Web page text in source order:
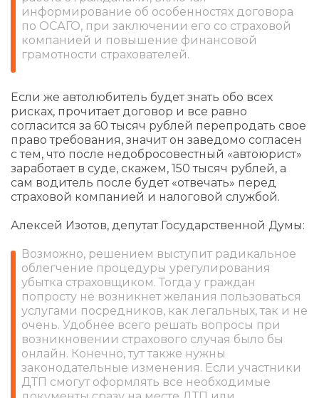
информирование об особенностях договора
по ОСАГО, при заключении его со страховой
компанией и повышение финансовой
грамотности страхователей.
Если же автолюбитель будет знать обо всех
рисках, прочитает договор и все равно
согласится за 60 тысяч рублей перепродать свое
право требования, значит он заведомо согласен
с тем, что после недобросовестный «автоюрист»
заработает в суде, скажем, 150 тысяч рублей, а
сам водитель после будет «отвечать» перед
страховой компанией и налоговой службой.
Алексей Изотов, депутат Государственной Думы:
Возможно, решением выступит радикальное
облегчение процедуры урегулирования
убытка страховщиком. Тогда у граждан
попросту не возникнет желания пользоваться
услугами посредников, как легальных, так и не
очень. Удобнее всего решать вопросы при
возникновении страхового случая было бы
онлайн. Конечно, тут также нужны
законодательные изменения. Если участники
ДТП смогут оформлять все необходимые